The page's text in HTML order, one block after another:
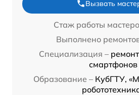
Вызвать
Стаж работы
Выполнено
Специализация –
смартфонов
Образование – КубГТУ,